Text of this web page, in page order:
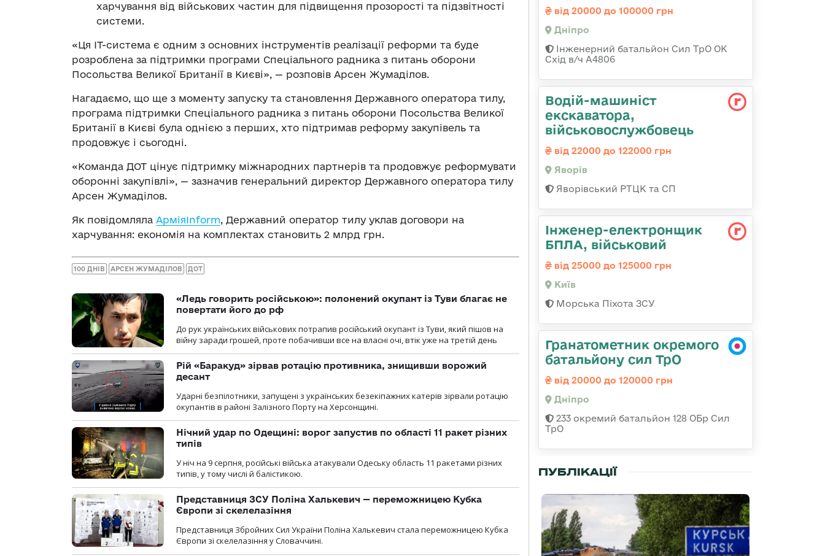
харчування від військових частин для підвищення прозорості та підзвітності
системи.
«Ця ІТ-система є одним з основних інструментів реалізації реформи та буде
розроблена за підтримки програми Спеціального радника з питань оборони
Посольства Великої Британії в Києві», — розповів Арсен Жумаділов.
Нагадаємо, що ще з моменту запуску та становлення Державного оператора тилу,
програма підтримки Спеціального радника з питань оборони Посольства Великої
Британії в Києві була однією з перших, хто підтримав реформу закупівель та
продовжує і сьогодні.
«Команда ДОТ цінує підтримку міжнародних партнерів та продовжує реформувати
оборонні закупівлі», — зазначив генеральний директор Державного оператора тилу
Арсен Жумаділов.
Як повідомляла АрміяInform, Державний оператор тилу уклав договори на
харчування: економія на комплектах становить 2 млрд грн.
100 ДНІВ АРСЕН ЖУМАДІЛОВ ДОТ
«Ледь говорить російською»: полонений окупант із Туви благає не
повертати його до рф
До рук українських військових потрапив російський окупант із Туви, який пішов на
війну заради грошей, проте побачивши все на власні очі, втік уже на третій день
Рій «Баракуд» зірвав ротацію противника, знищивши ворожий
десант
Ударні безпілотники, запущені з українських безекіпажних катерів зірвали ротацію
окупантів в районі Залізного Порту на Херсонщині.
Нічний удар по Одещині: ворог запустив по області 11 ракет різних
типів
У ніч на 9 серпня, російські війська атакували Одеську область 11 ракетами різних
типів, у тому числі й балістикою.
Представниця ЗСУ Поліна Халькевич — переможницею Кубка
Європи зі скелелазіння
Представниця Збройних Сил України Поліна Халькевич стала переможницею Кубка
Європи зі скелелазіння у Словаччині.
від 20000 до 100000 грн
Дніпро
Інженерний батальйон Сил ТрО ОК
Схід в/ч А4806
Водій-машиніст
екскаватора,
військовослужбовець
від 22000 до 122000 грн
Яворів
Яворівський РТЦК та СП
Інженер-електронщик
БПЛА, військовий
від 25000 до 125000 грн
Київ
Морська Піхота ЗСУ
Гранатометник окремого
батальйону сил ТрО
від 20000 до 120000 грн
Дніпро
233 окремий батальйон 128 ОБр Сил
ТрО
ПУБЛІКАЦІЇ